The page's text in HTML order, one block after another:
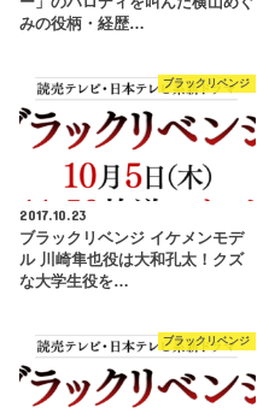
みの役柄・経歴…
ブラックリベンジ
2017.10.23
ブラックリベンジ イケメンモデ
ル 川崎隼也役は大和孔太！クズ
な大学生役を…
ブラックリベンジ